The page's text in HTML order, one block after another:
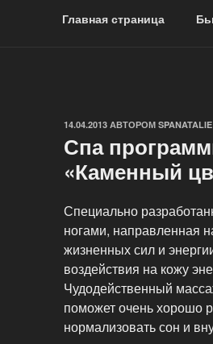
Главная страница
ОПУБЛИКОВАНО
14.04.2013 АВТОРОМ SPANATALIE
Спа
«Каменный
Специально
ногами, направленная
жизненных сил и
воздействия на кожу
Чудодейственный
поможет очень хорошо
нормализовать сон и